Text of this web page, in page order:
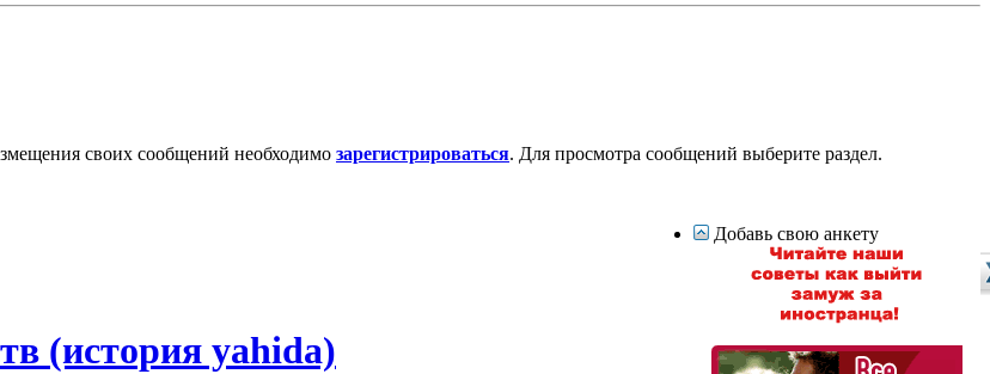
своих сообщений необходимо зарегистрироваться. Для просмотра сообщений выберите раздел.
(история yahida)
Добавь свою анкету